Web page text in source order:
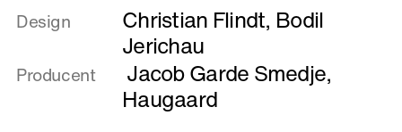
om
Did
Design Christian Flindt, Bodil
Jerichau
Producent Jacob Garde Smedje,
Haugaard